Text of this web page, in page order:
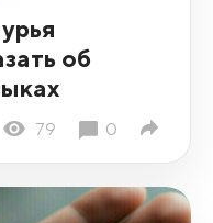
об
79 0